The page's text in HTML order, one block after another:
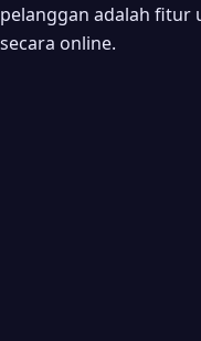
Apakah bisa
pelanggan adalah fitur
secara online.